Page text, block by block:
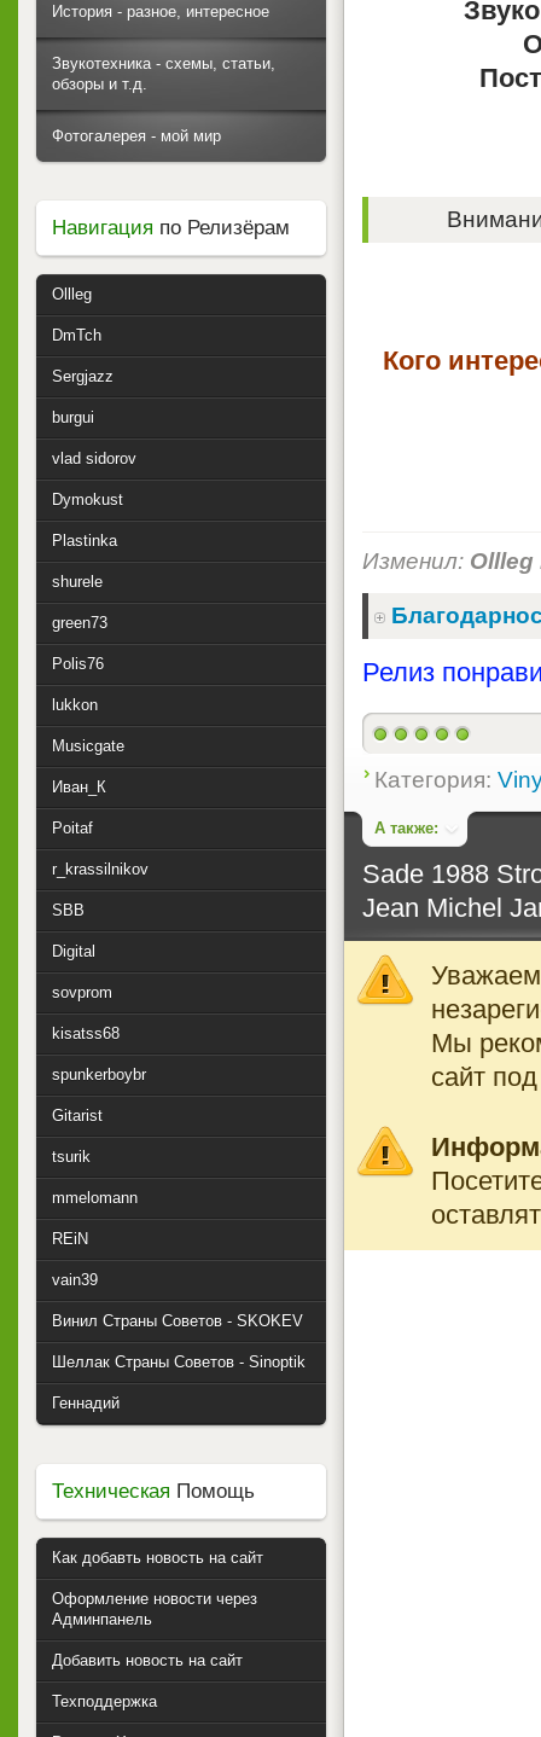
Кого
Изменил: Ollleg
Релиз
Категория:
А также:
Sade 1988
Jean Michel
Мы
сайт
История - разное, интересное
Звукотехника - схемы, статьи,
обзоры и т.д.
Фотогалерея - мой мир
Навигация по Релизёрам
Ollleg
DmTch
Sergjazz
burgui
vlad sidorov
Dymokust
Plastinka
shurele
green73
Polis76
lukkon
Musicgate
Иван_К
Poitaf
r_krassilnikov
SBB
Digital
sovprom
kisatss68
spunkerboybr
Gitarist
tsurik
mmelomann
REiN
vain39
Винил Страны Советов - SKOKEV
Шеллак Страны Советов - Sinoptik
Геннадий
Техническая Помощь
Как добавть новость на сайт
Оформление новости через
Админпанель
Добавить новость на сайт
Техподдержка